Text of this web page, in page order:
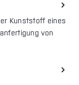
Kunststoff eines
von